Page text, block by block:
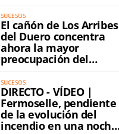
SUCESOS
El cañón de Los Arribes
del Duero concentra
ahora la mayor
preocupación del
incendio
SUCESOS
DIRECTO - VÍDEO |
Fermoselle, pendiente
de la evolución del
incendio en una noche